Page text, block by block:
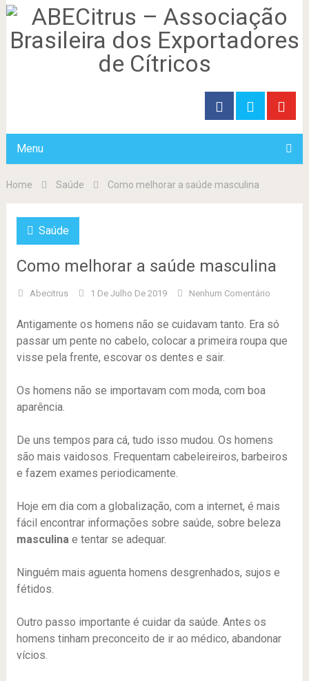
Menu
Home Saúde Como melhorar a saúde masculina
Saúde
Como melhorar a saúde masculina
Abecitrus 1 De Julho De 2019 Nenhum Comentário
Antigamente os homens não se cuidavam tanto. Era só
passar um pente no cabelo, colocar a primeira roupa que
visse pela frente, escovar os dentes e sair.
Os homens não se importavam com moda, com boa
aparência.
De uns tempos para cá, tudo isso mudou. Os homens
são mais vaidosos. Frequentam cabeleireiros, barbeiros
e fazem exames periodicamente.
Hoje em dia com a globalização, com a internet, é mais
fácil encontrar informações sobre saúde, sobre beleza
masculinae tentar se adequar.
Ninguém mais aguenta homens desgrenhados, sujos e
fétidos.
Outro passo importante é cuidar da saúde. Antes os
homens tinham preconceito de ir ao médico, abandonar
vícios.